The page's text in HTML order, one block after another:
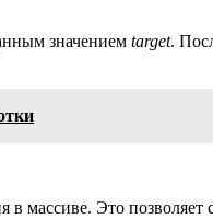
значением target.
Это позволяет